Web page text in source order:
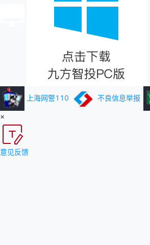
上海网警110 不良信息举报
×
意见反馈